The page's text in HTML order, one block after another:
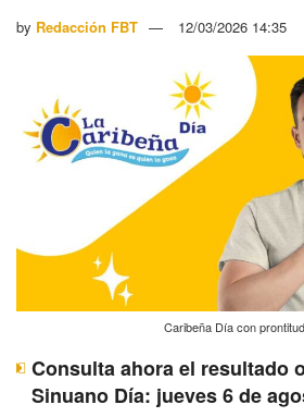
by Redacción FBT 12/03/2026 14:35
Caribeña Día con
Consulta ahora el resultado
Sinuano Día: jueves 6 de